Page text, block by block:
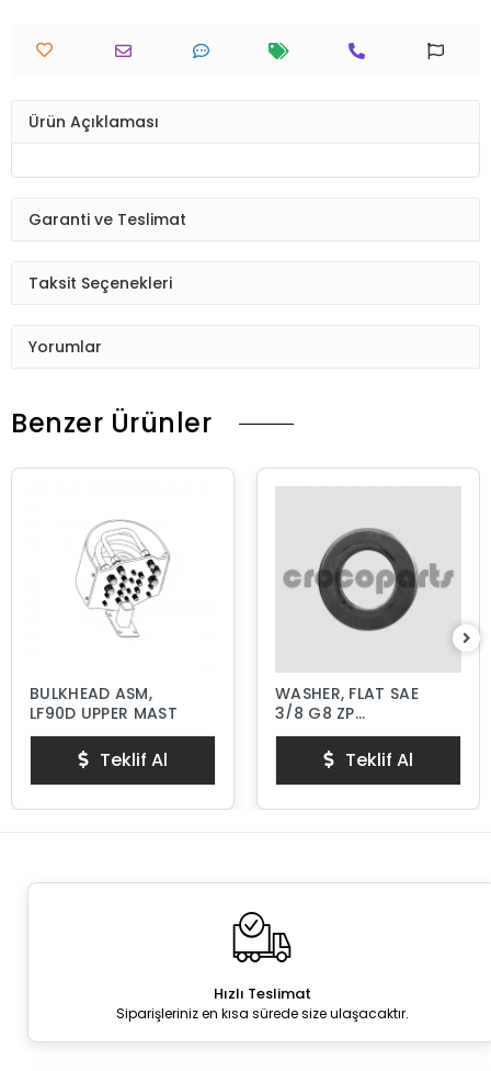
Ürün Açıklaması
Garanti ve Teslimat
Taksit Seçenekleri
Yorumlar
Benzer Ürünler
BULKHEAD ASM,
LF90D UPPER MAST
Teklif Al
WASHER, FLAT SAE
3/8 G8 ZP
HARDENED
Teklif Al
Hızlı Teslimat
Siparişleriniz en kısa sürede size ulaşacaktır.